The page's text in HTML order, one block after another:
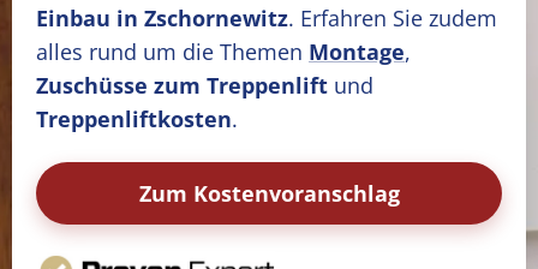
Einbau in Zschornewitz. Erfahren Sie zudem
alles rund um die Themen Montage,
Zuschüsse zum Treppenlift und
Treppenliftkosten.
Zum Kostenvoranschlag